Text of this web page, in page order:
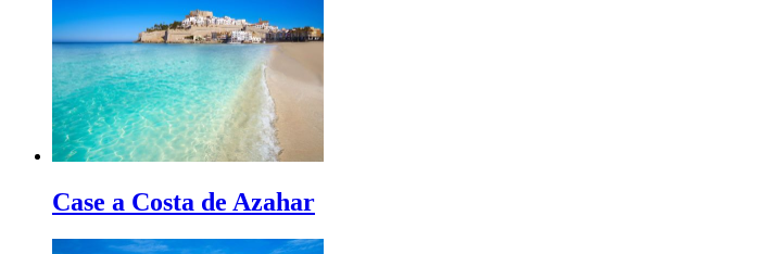
Case a Costa de Azahar